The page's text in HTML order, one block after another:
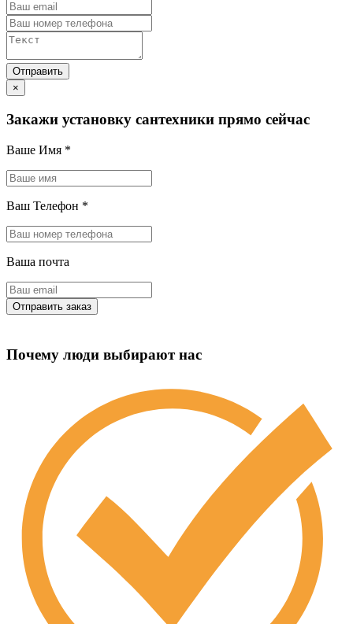
×
Закажи установку сантехники прямо сейчас
Ваше Имя *
Ваш Телефон *
Ваша почта
Почему люди выбирают нас